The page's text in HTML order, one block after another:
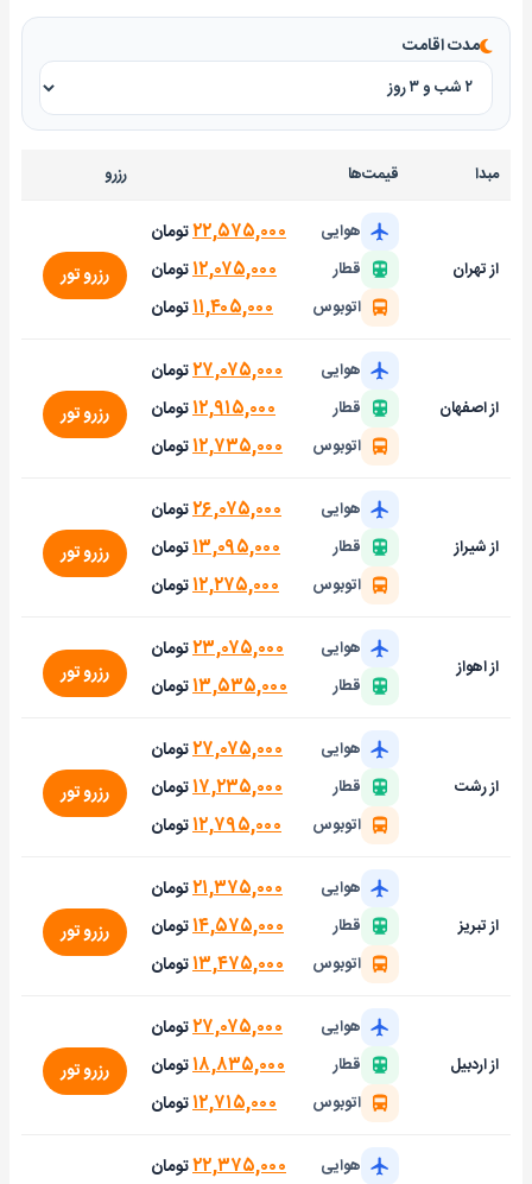
مدت اقامت
مبدا قیمت‌ها رزرو
از تهران
هوایی ۲۲,۵۷۵,۰۰۰تومان
قطار ۱۲,۰۷۵,۰۰۰تومان
اتوبوس ۱۱,۴۰۵,۰۰۰تومان
رزرو تور
از اصفهان
هوایی ۲۷,۰۷۵,۰۰۰تومان
قطار ۱۲,۹۱۵,۰۰۰تومان
اتوبوس ۱۲,۷۳۵,۰۰۰تومان
رزرو تور
از شیراز
هوایی ۲۶,۰۷۵,۰۰۰تومان
قطار ۱۳,۰۹۵,۰۰۰تومان
اتوبوس ۱۲,۲۷۵,۰۰۰تومان
رزرو تور
از اهواز
هوایی ۲۳,۰۷۵,۰۰۰تومان
قطار ۱۳,۵۳۵,۰۰۰تومان رزرو تور
از رشت
هوایی ۲۷,۰۷۵,۰۰۰تومان
قطار ۱۷,۲۳۵,۰۰۰تومان
اتوبوس ۱۲,۷۹۵,۰۰۰تومان
رزرو تور
از تبریز
هوایی ۲۱,۳۷۵,۰۰۰تومان
قطار ۱۴,۵۷۵,۰۰۰تومان
اتوبوس ۱۳,۴۷۵,۰۰۰تومان
رزرو تور
از اردبیل
هوایی ۲۷,۰۷۵,۰۰۰تومان
قطار ۱۸,۸۳۵,۰۰۰تومان
اتوبوس ۱۲,۷۱۵,۰۰۰تومان
رزرو تور
هوایی ۲۲,۳۷۵,۰۰۰تومان